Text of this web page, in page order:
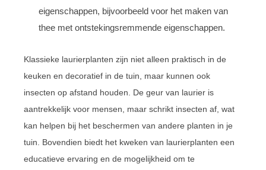
eigenschappen, bijvoorbeeld voor het maken van
thee met ontstekingsremmende eigenschappen.
Klassieke laurierplanten zijn niet alleen praktisch in de
keuken en decoratief in de tuin, maar kunnen ook
insecten op afstand houden. De geur van laurier is
aantrekkelijk voor mensen, maar schrikt insecten af, wat
kan helpen bij het beschermen van andere planten in je
tuin. Bovendien biedt het kweken van laurierplanten een
educatieve ervaring en de mogelijkheid om te